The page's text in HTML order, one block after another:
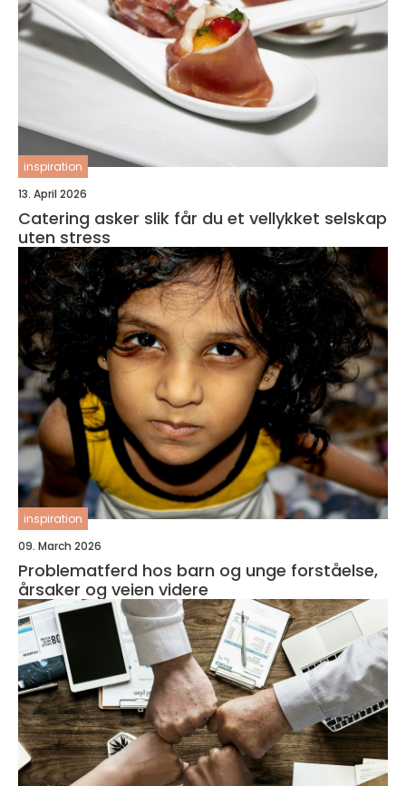
inspiration
13. April 2026
Catering asker slik får du et vellykket selskap
uten stress
inspiration
09. March 2026
Problematferd hos barn og unge forståelse,
årsaker og veien videre